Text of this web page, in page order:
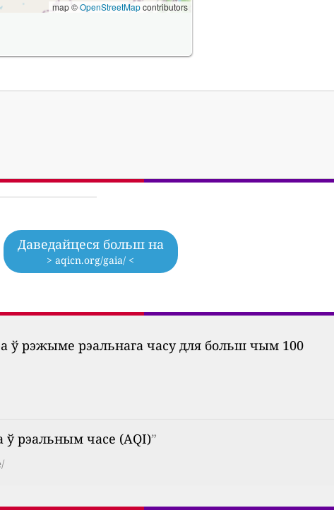
map ©OpenStreetMapcontributors
Даведайцеся больш на
> aqicn.org/gaia/ <
ў рэжыме рэальнага часу для больш чым 100
ў рэальным часе (AQI)”